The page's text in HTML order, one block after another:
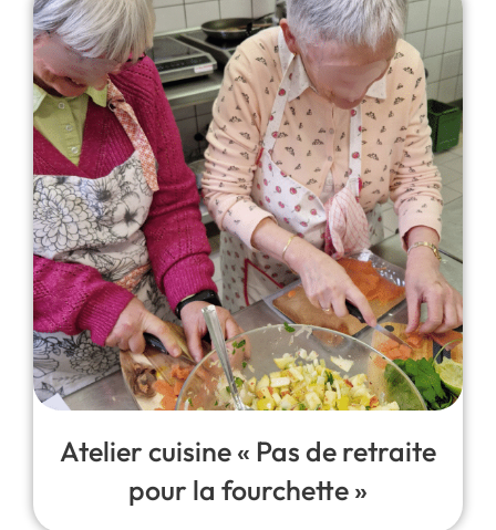
Atelier cuisine « Pas de retraite
pour la fourchette »